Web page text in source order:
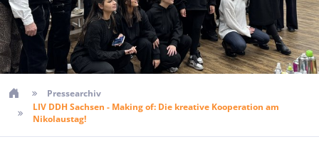
Pressearchiv
LIV DDH Sachsen - Making of: Die kreative Kooperation am
Nikolaustag!